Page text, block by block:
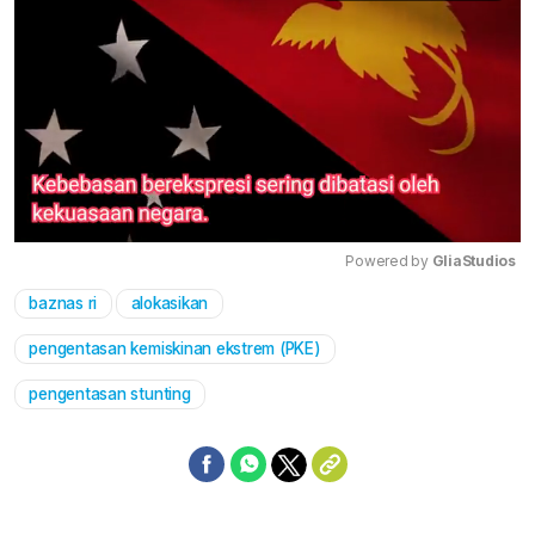
Powered by GliaStudios
baznas ri alokasikan
pengentasan kemiskinan ekstrem (PKE)
pengentasan stunting